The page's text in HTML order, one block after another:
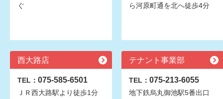
ぐ
ら河原町通を北へ徒歩4分
西大路店
TEL： 075-585-6501
ＪＲ西大路駅より徒歩1分
テナント事業部
TEL： 075-213-6055
地下鉄烏丸御池駅5番出口